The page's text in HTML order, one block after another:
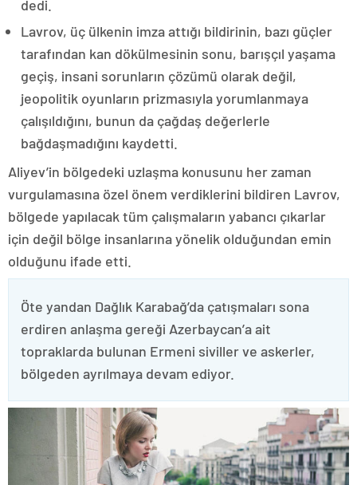
dedi.
Lavrov, üç ülkenin imza attığı bildirinin, bazı güçler
tarafından kan dökülmesinin sonu, barışçıl yaşama
geçiş, insani sorunların çözümü olarak değil,
jeopolitik oyunların prizmasıyla yorumlanmaya
çalışıldığını, bunun da çağdaş değerlerle
bağdaşmadığını kaydetti.
Aliyev’in bölgedeki uzlaşma konusunu her zaman
vurgulamasına özel önem verdiklerini bildiren Lavrov,
bölgede yapılacak tüm çalışmaların yabancı çıkarlar
için değil bölge insanlarına yönelik olduğundan emin
olduğunu ifade etti.
Öte yandan Dağlık Karabağ’da çatışmaları sona
erdiren anlaşma gereği Azerbaycan’a ait
topraklarda bulunan Ermeni siviller ve askerler,
bölgeden ayrılmaya devam ediyor.